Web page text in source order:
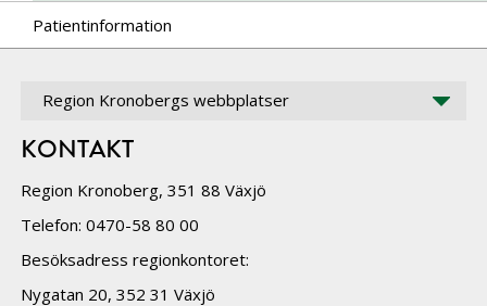
Patientinformation
Region Kronobergs webbplatser
KONTAKT
Region Kronoberg, 351 88 Växjö
Telefon: 0470-58 80 00
Besöksadress regionkontoret:
Nygatan 20, 352 31 Växjö